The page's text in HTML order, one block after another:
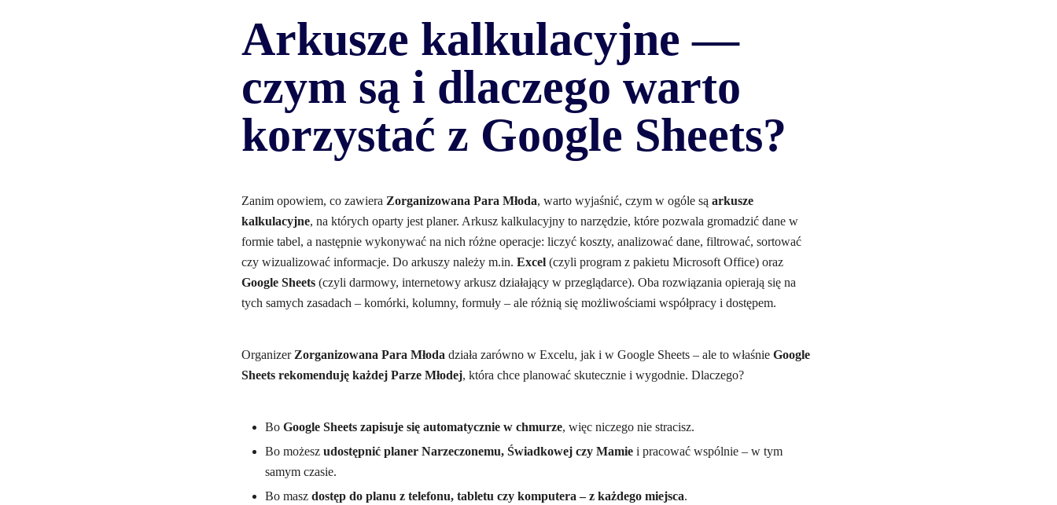
Arkusze kalkulacyjne —
czym są i dlaczego warto
korzystać z Google Sheets?
Zanim opowiem, co zawiera Zorganizowana Para Młoda, warto wyjaśnić, czym w ogóle są arkusze
kalkulacyjne, na których oparty jest planer. Arkusz kalkulacyjny to narzędzie, które pozwala gromadzić dane w
formie tabel, a następnie wykonywać na nich różne operacje: liczyć koszty, analizować dane, filtrować, sortować
czy wizualizować informacje. Do arkuszy należy m.in. Excel (czyli program z pakietu Microsoft Office) oraz
Google Sheets (czyli darmowy, internetowy arkusz działający w przeglądarce). Oba rozwiązania opierają się na
tych samych zasadach – komórki, kolumny, formuły – ale różnią się możliwościami współpracy i dostępem.
Organizer Zorganizowana Para Młoda działa zarówno w Excelu, jak i w Google Sheets – ale to właśnie Google
Sheets rekomenduję każdej Parze Młodej, która chce planować skutecznie i wygodnie. Dlaczego?
Bo Google Sheets zapisuje się automatycznie w chmurze, więc niczego nie stracisz.
Bo możesz udostępnić planer Narzeczonemu, Świadkowej czy Mamie i pracować wspólnie – w tym
samym czasie.
Bo masz dostęp do planu z telefonu, tabletu czy komputera – z każdego miejsca.